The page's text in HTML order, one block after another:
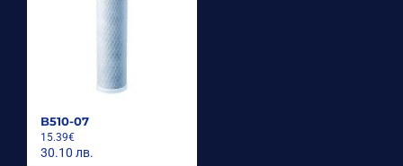
B510-07
15.39€
30.10 лв.